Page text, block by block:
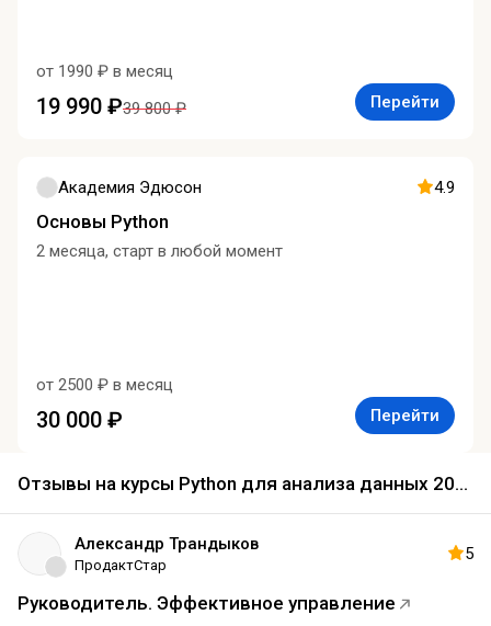
от 1990 ₽ в месяц
19 990 ₽39 800 ₽ Перейти
Академия Эдюсон 4.9
Основы Python
2 месяца, старт в любой момент
от 2500 ₽ в месяц
30 000 ₽ Перейти
Отзывы на курсы Python для анализа данных 2026
Александр Трандыков
ПродактСтар
5
Руководитель. Эффективное управление